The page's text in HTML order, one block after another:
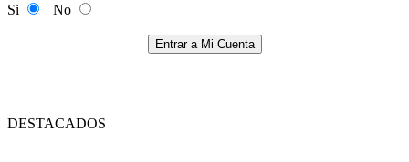
Si
No
Entrar a Mi Cuenta
DESTACADOS